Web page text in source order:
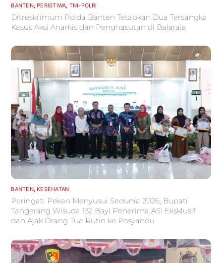
BANTEN, PERISTIWA TNI-POLRI
Ditreskrimum Polda Banten Tetapkan Dua Tersangka
Kasus Aksi Anarkis dan Penghasutan di Balaraja
BANTEN, KESEHATAN
Peringati Pekan Menyusui Sedunia 2026, Bupati
Tangerang Wisuda 132 Bayi Penerima ASI Eksklusif
dan Ajak Orang Tua Rutin ke Posyandu